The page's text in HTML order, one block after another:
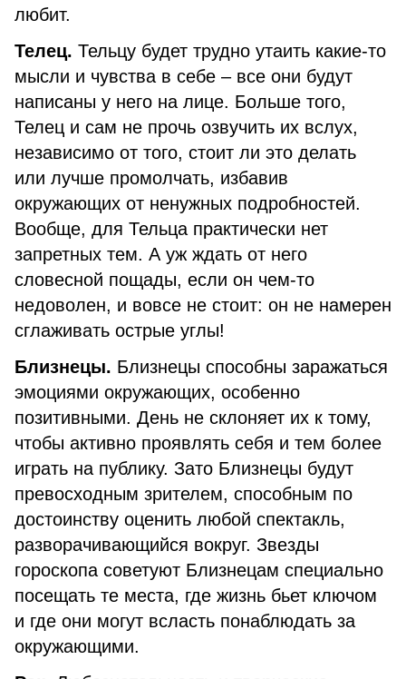
любит.
Телец. Тельцу будет трудно утаить какие-то
мысли и чувства в себе – все они будут
написаны у него на лице. Больше того,
Телец и сам не прочь озвучить их вслух,
независимо от того, стоит ли это делать
или лучше промолчать, избавив
окружающих от ненужных подробностей.
Вообще, для Тельца практически нет
запретных тем. А уж ждать от него
словесной пощады, если он чем-то
недоволен, и вовсе не стоит: он не намерен
сглаживать острые углы!
Близнецы. Близнецы способны заражаться
эмоциями окружающих, особенно
позитивными. День не склоняет их к тому,
чтобы активно проявлять себя и тем более
играть на публику. Зато Близнецы будут
превосходным зрителем, способным по
достоинству оценить любой спектакль,
разворачивающийся вокруг. Звезды
гороскопа советуют Близнецам специально
посещать те места, где жизнь бьет ключом
и где они могут всласть понаблюдать за
окружающими.